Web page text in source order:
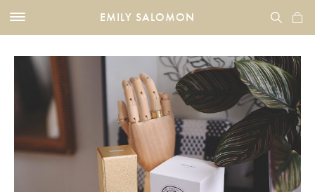
EMILY SALOMON